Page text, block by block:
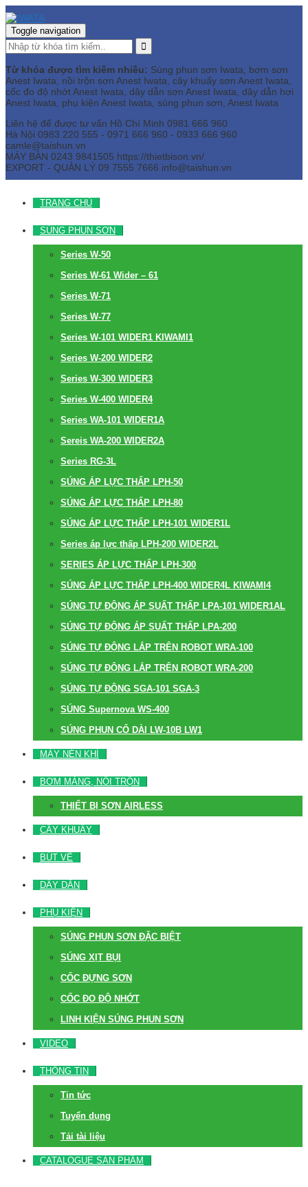
Toggle navigation
Từ khóa được tìm kiếm nhiều: Súng phun sơn Iwata, bơm sơn
Anest Iwata, nồi trộn sơn Anest Iwata, cây khuấy sơn Anest Iwata,
cốc đo độ nhớt Anest Iwata, dây dẫn sơn Anest Iwata, dây dẫn hơi
Anest Iwata, phụ kiện Anest Iwata, súng phun sơn, Anest Iwata
Liên hệ để được tư vấn Hồ Chí Minh 0981 666 960
Hà Nội 0983 220 555 - 0971 666 960 - 0933 666 960
camle@taishun.vn
MÁY BÀN 0243 9841505 https://thietbison.vn/
EXPORT - QUẢN LÝ 09 7555 7666 info@taishun.vn
TRANG CHỦ
SÚNG PHUN SƠN
Series W-50
Series W-61 Wider – 61
Series W-71
Series W-77
Series W-101 WIDER1 KIWAMI1
Series W-200 WIDER2
Series W-300 WIDER3
Series W-400 WIDER4
Series WA-101 WIDER1A
Sereis WA-200 WIDER2A
Series RG-3L
SÚNG ÁP LỰC THẤP LPH-50
SÚNG ÁP LỰC THẤP LPH-80
SÚNG ÁP LỰC THẤP LPH-101 WIDER1L
Series áp lực thấp LPH-200 WIDER2L
SERIES ÁP LỰC THẤP LPH-300
SÚNG ÁP LỰC THẤP LPH-400 WIDER4L KIWAMI4
SÚNG TỰ ĐỘNG ÁP SUẤT THẤP LPA-101 WIDER1AL
SÚNG TỰ ĐỘNG ÁP SUẤT THẤP LPA-200
SÚNG TỰ ĐỘNG LẮP TRÊN ROBOT WRA-100
SÚNG TỰ ĐỘNG LẮP TRÊN ROBOT WRA-200
SÚNG TỰ ĐỘNG SGA-101 SGA-3
SÚNG Supernova WS-400
SÚNG PHUN CỔ DÀI LW-10B LW1
MÁY NÉN KHÍ
BƠM MÀNG, NỒI TRỘN
THIẾT BỊ SƠN AIRLESS
CÂY KHUẤY
BÚT VẼ
DÂY DẪN
PHỤ KIỆN
SÚNG PHUN SƠN ĐẶC BIỆT
SÚNG XỊT BỤI
CỐC ĐỰNG SƠN
CỐC ĐO ĐỘ NHỚT
LINH KIỆN SÚNG PHUN SƠN
VIDEO
THÔNG TIN
Tin tức
Tuyển dụng
Tải tài liệu
CATALOGUE SẢN PHẨM